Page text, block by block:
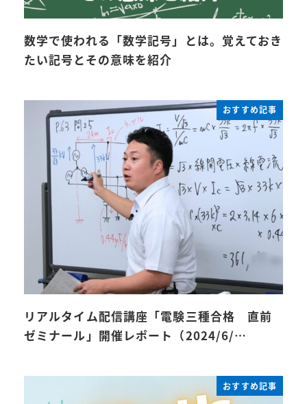
数学で使われる「数学記号」とは。覚えておき
たい記号とその意味を紹介
おすすめ記事
リアルタイム配信講座「電験三種合格 直前
ゼミナール」開催レポート（2024/6/…
おすすめ記事